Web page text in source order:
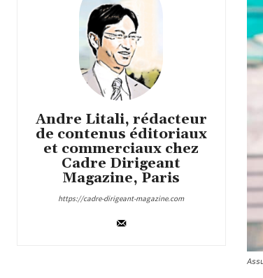
Andre Litali, rédacteur
de contenus éditoriaux
et commerciaux chez
Cadre Dirigeant
Magazine, Paris
https://cadre-dirigeant-magazine.com